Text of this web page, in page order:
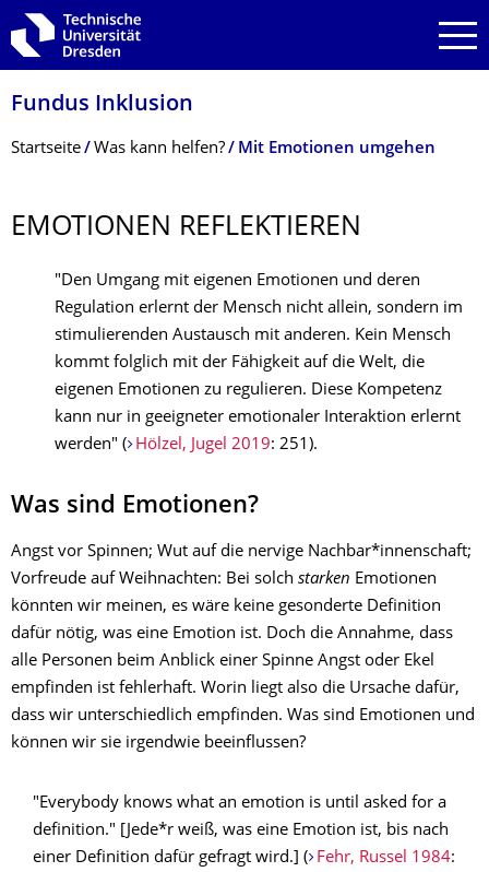
Zur Hauptnavigation springen
Zur Suche springen
Zum Inhalt springen
Fundus Inklusion
Breadcrumb-Menü
Startseite Was kann helfen? Mit Emotionen umgehen
EMOTIONEN REFLEKTIEREN
"Den Umgang mit eigenen Emotionen und deren
Regulation erlernt der Mensch nicht allein, sondern im
stimulierenden Austausch mit anderen. Kein Mensch
kommt folglich mit der Fähigkeit auf die Welt, die
eigenen Emotionen zu regulieren. Diese Kompetenz
kann nur in geeigneter emotionaler Interaktion erlernt
werden" ( Hölzel, Jugel 2019: 251).
Was sind Emotionen?
Angst vor Spinnen; Wut auf die nervige Nachbar*innenschaft;
Vorfreude auf Weihnachten: Bei solch starken Emotionen
könnten wir meinen, es wäre keine gesonderte Definition
dafür nötig, was eine Emotion ist. Doch die Annahme, dass
alle Personen beim Anblick einer Spinne Angst oder Ekel
empfinden ist fehlerhaft. Worin liegt also die Ursache dafür,
dass wir unterschiedlich empfinden. Was sind Emotionen und
können wir sie irgendwie beeinflussen?
"Everybody knows what an emotion is until asked for a
definition." [Jede*r weiß, was eine Emotion ist, bis nach
einer Definition dafür gefragt wird.] ( Fehr, Russel 1984: